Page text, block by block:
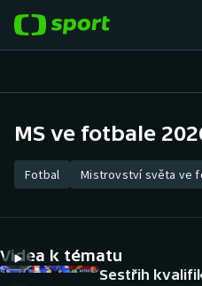
MS ve fotbale
Fotbal Mistrovství světa ve
Videa k tématu
Sestřih